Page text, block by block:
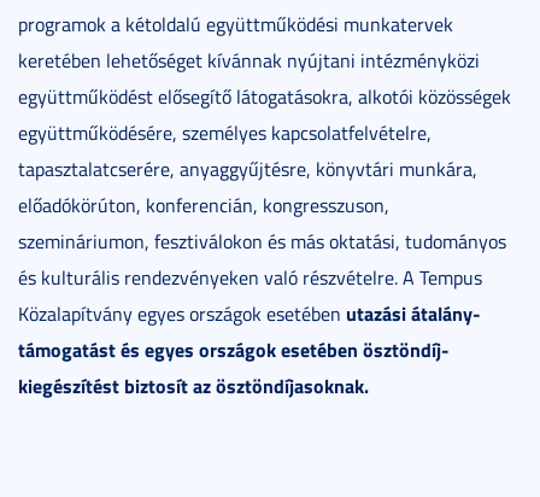
programok a kétoldalú együttműködési munkatervek
keretében lehetőséget kívánnak nyújtani intézményközi
együttműködést elősegítő látogatásokra, alkotói közösségek
együttműködésére, személyes kapcsolatfelvételre,
tapasztalatcserére, anyaggyűjtésre, könyvtári munkára,
előadókörúton, konferencián, kongresszuson,
szemináriumon, fesztiválokon és más oktatási, tudományos
és kulturális rendezvényeken való részvételre. A Tempus
Közalapítvány egyes országok esetében utazási átalány-
támogatást és egyes országok esetében ösztöndíj-
kiegészítést biztosít az ösztöndíjasoknak.